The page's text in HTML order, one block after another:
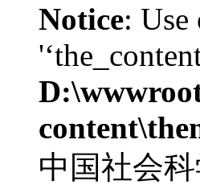
Notice: Use
中国社会